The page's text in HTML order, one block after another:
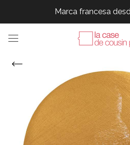
Marca francesa
Marca francesa
Marca francesa